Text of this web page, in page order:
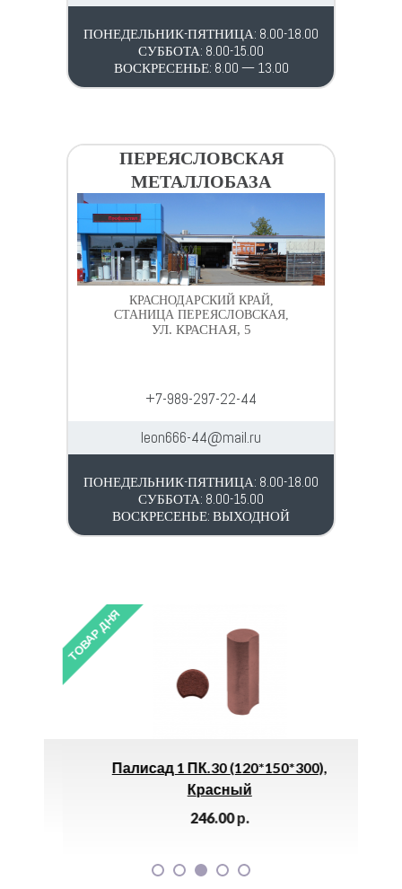
ПОНЕДЕЛЬНИК-ПЯТНИЦА: 8.00-18.00
СУББОТА: 8.00-15.00
ВОСКРЕСЕНЬЕ: 8.00 — 13.00
ПЕРЕЯСЛОВСКАЯ
МЕТАЛЛОБАЗА
КРАСНОДАРСКИЙ КРАЙ,
СТАНИЦА ПЕРЕЯСЛОВСКАЯ,
УЛ. КРАСНАЯ, 5
+7-989-297-22-44
leon666-44@mail.ru
ПОНЕДЕЛЬНИК-ПЯТНИЦА: 8.00-18.00
СУББОТА: 8.00-15.00
ВОСКРЕСЕНЬЕ: ВЫХОДНОЙ
ТОВАР ДНЯ
Палисад 1 ПК.30 (120*150*300),
Красный
246.00р.